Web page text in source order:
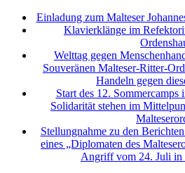
Einladung zum Malteser
Klavierklänge im
Welttag gegen
Souveränen Malteser-Ritter-
Handeln gegen
Start des 12.
Solidarität stehen im
Stellungnahme zu den
eines „Diplomaten des
Angriff vom 24. Juli